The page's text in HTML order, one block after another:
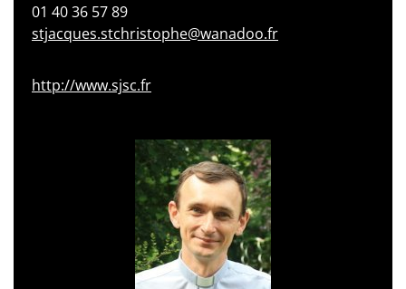
01 40 36 57 89
stjacques.stchristophe@wanadoo.fr
http://www.sjsc.fr